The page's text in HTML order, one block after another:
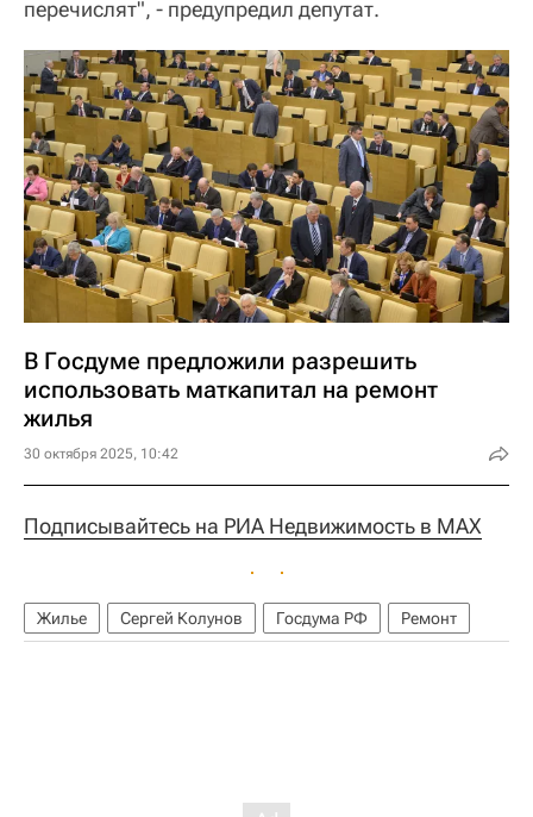
перечислят", - предупредил депутат.
В Госдуме предложили разрешить
использовать маткапитал на ремонт
жилья
30 октября 2025, 10:42
Подписывайтесь на РИА Недвижимость в MAX
Жилье Сергей Колунов Госдума РФ Ремонт